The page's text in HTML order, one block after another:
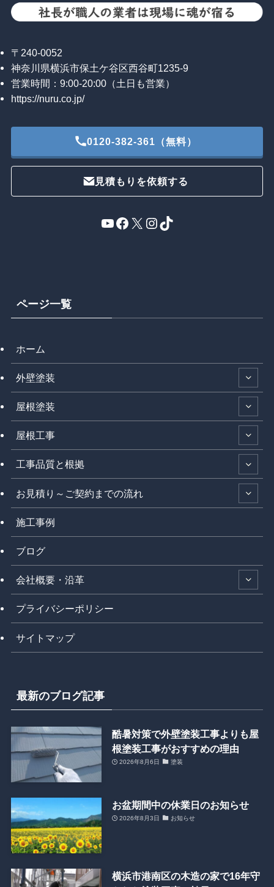
〒240-0052
神奈川県横浜市保土ケ谷区西谷町1235-9
営業時間：9:00-20:00（土日も営業）
https://nuru.co.jp/
0120-382-361（無料）
見積もりを依頼する
YouTube
Facebook
X Instagram
TikTok
ページ一覧
ホーム
外壁塗装
屋根塗装
屋根工事
工事品質と根拠
お見積り～ご契約までの流れ
施工事例
ブログ
会社概要・沿革
プライバシーポリシー
サイトマップ
最新のブログ記事
酷暑対策で外壁塗装工事よりも屋
根塗装工事がおすすめの理由
2026年8月6日 塗装
お盆期間中の休業日のお知らせ
2026年8月3日 お知らせ
横浜市港南区の木造の家で16年守